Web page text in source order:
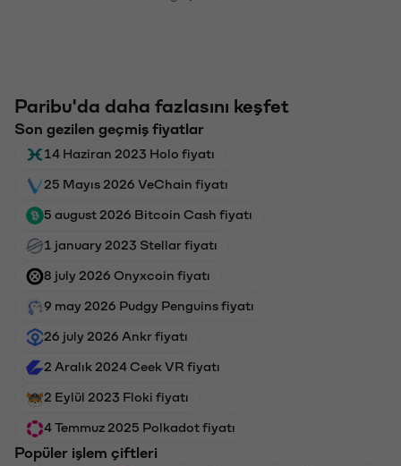
Paribu'da daha fazlasını keşfet
Son gezilen geçmiş fiyatlar
14 Haziran 2023 Holo fiyatı
25 Mayıs 2026 VeChain fiyatı
5 august 2026 Bitcoin Cash fiyatı
1 january 2023 Stellar fiyatı
8 july 2026 Onyxcoin fiyatı
9 may 2026 Pudgy Penguins fiyatı
26 july 2026 Ankr fiyatı
2 Aralık 2024 Ceek VR fiyatı
2 Eylül 2023 Floki fiyatı
4 Temmuz 2025 Polkadot fiyatı
Popüler işlem çiftleri